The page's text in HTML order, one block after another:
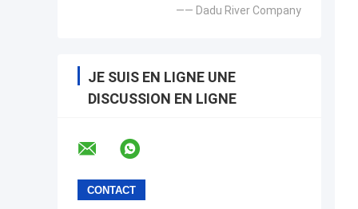
—— Dadu River Company
JE SUIS EN LIGNE UNE
DISCUSSION EN LIGNE